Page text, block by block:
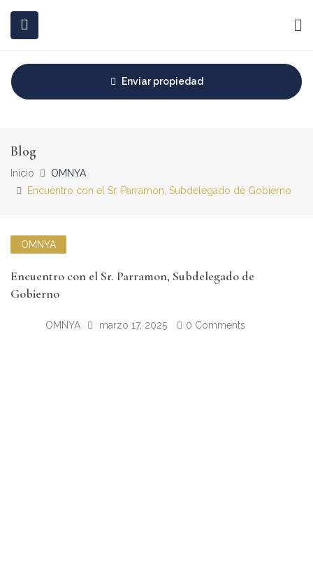
INICIO
ALQUILAR
Enviar propiedad
Blog
Inicio
OMNYA
Encuentro con el Sr. Parramon, Subdelegado de Gobierno
OMNYA
Encuentro con el Sr. Parramon, Subdelegado de
Gobierno
OMNYA marzo 17, 2025 0 Comments